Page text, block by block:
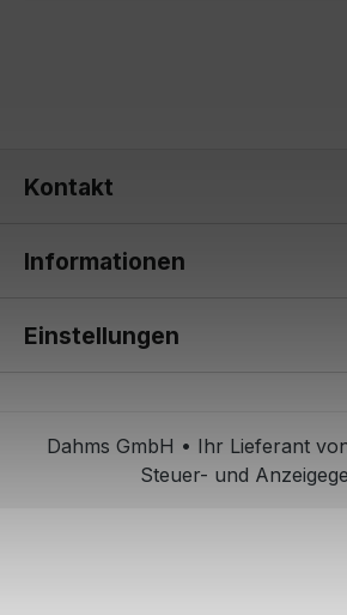
Kontakt
Informationen
Einstellungen
Dahms GmbH • Ihr Lieferant
Steuer- und